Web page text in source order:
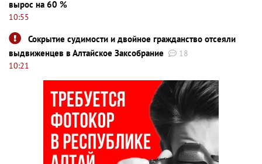
вырос на 60 %
10:55
Сокрытие судимости и двойное гражданство отсеяли
выдвиженцев в Алтайское Заксобрание
18
10:21